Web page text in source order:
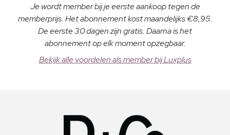
Je wordt member bij je eerste aankoop tegen de
memberprijs. Het abonnement kost maandelijks €8,95.
De eerste 30 dagen zijn gratis. Daarna is het
abonnement op elk moment opzegbaar.
Bekijk alle voordelen als member bij Luxplus